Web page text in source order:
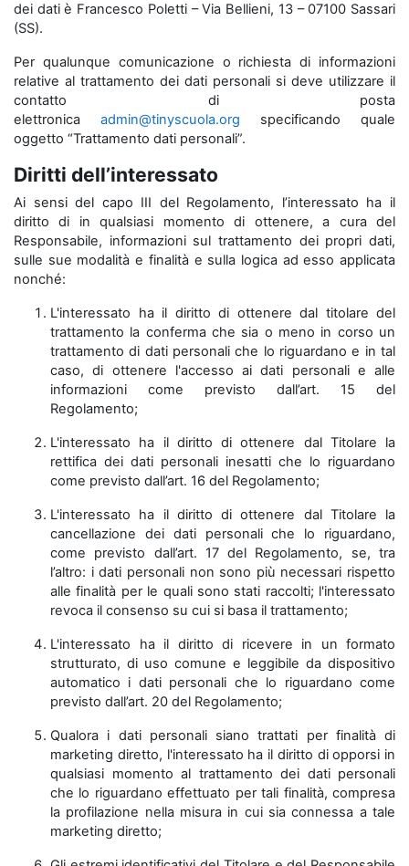
dei dati è Francesco Poletti – Via Bellieni, 13 – 07100 Sassari
(SS).
Per qualunque comunicazione o richiesta di informazioni
relative al trattamento dei dati personali si deve utilizzare il
contatto di posta
elettronica admin@tinyscuola.org specificando quale
oggetto “Trattamento dati personali”.
Diritti dell’interessato
Ai sensi del capo III del Regolamento, l’interessato ha il
diritto di in qualsiasi momento di ottenere, a cura del
Responsabile, informazioni sul trattamento dei propri dati,
sulle sue modalità e finalità e sulla logica ad esso applicata
nonché:
L'interessato ha il diritto di ottenere dal titolare del
trattamento la conferma che sia o meno in corso un
trattamento di dati personali che lo riguardano e in tal
caso, di ottenere l'accesso ai dati personali e alle
informazioni come previsto dall’art. 15 del
Regolamento;
L'interessato ha il diritto di ottenere dal Titolare la
rettifica dei dati personali inesatti che lo riguardano
come previsto dall’art. 16 del Regolamento;
L'interessato ha il diritto di ottenere dal Titolare la
cancellazione dei dati personali che lo riguardano,
come previsto dall’art. 17 del Regolamento, se, tra
l’altro: i dati personali non sono più necessari rispetto
alle finalità per le quali sono stati raccolti; l'interessato
revoca il consenso su cui si basa il trattamento;
L'interessato ha il diritto di ricevere in un formato
strutturato, di uso comune e leggibile da dispositivo
automatico i dati personali che lo riguardano come
previsto dall’art. 20 del Regolamento;
Qualora i dati personali siano trattati per finalità di
marketing diretto, l'interessato ha il diritto di opporsi in
qualsiasi momento al trattamento dei dati personali
che lo riguardano effettuato per tali finalità, compresa
la profilazione nella misura in cui sia connessa a tale
marketing diretto;